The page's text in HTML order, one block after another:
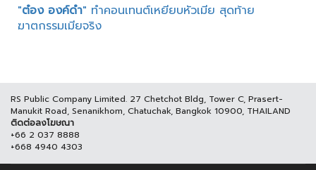
"ต๋อง องค์ดำ" ทำคอนเทนต์เหยียบหัวเมีย สุดท้าย
ฆาตกรรมเมียจริง
RS Public Company Limited. 27 Chetchot Bldg, Tower C, Prasert-
Manukit Road, Senanikhom, Chatuchak, Bangkok 10900, THAILAND
ติดต่อลงโฆษณา
+66 2 037 8888
+668 4940 4303